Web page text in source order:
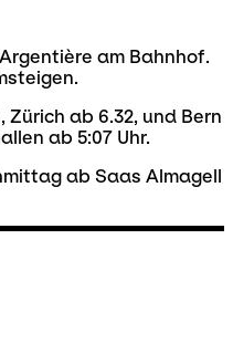
am Bahnhof.
ab 6.32, und Bern
ab 5:07 Uhr.
ab Saas Almagell